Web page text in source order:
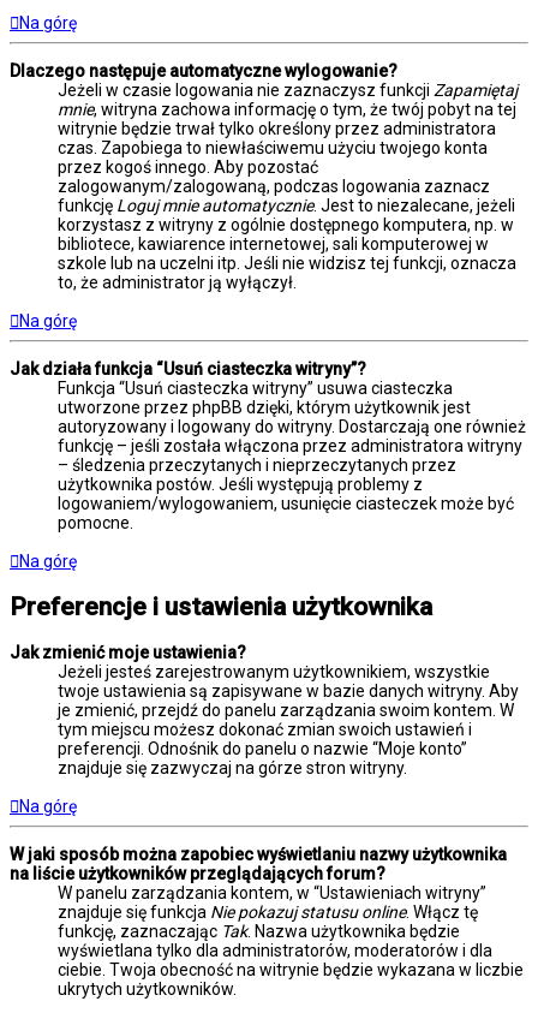
Na górę
Dlaczego następuje automatyczne wylogowanie?
Jeżeli w czasie logowania nie zaznaczysz funkcji Zapamiętaj
mnie, witryna zachowa informację o tym, że twój pobyt na tej
witrynie będzie trwał tylko określony przez administratora
czas. Zapobiega to niewłaściwemu użyciu twojego konta
przez kogoś innego. Aby pozostać
zalogowanym/zalogowaną, podczas logowania zaznacz
funkcję Loguj mnie automatycznie. Jest to niezalecane, jeżeli
korzystasz z witryny z ogólnie dostępnego komputera, np. w
bibliotece, kawiarence internetowej, sali komputerowej w
szkole lub na uczelni itp. Jeśli nie widzisz tej funkcji, oznacza
to, że administrator ją wyłączył.
Na górę
Jak działa funkcja “Usuń ciasteczka witryny”?
Funkcja “Usuń ciasteczka witryny” usuwa ciasteczka
utworzone przez phpBB dzięki, którym użytkownik jest
autoryzowany i logowany do witryny. Dostarczają one również
funkcję – jeśli została włączona przez administratora witryny
– śledzenia przeczytanych i nieprzeczytanych przez
użytkownika postów. Jeśli występują problemy z
logowaniem/wylogowaniem, usunięcie ciasteczek może być
pomocne.
Na górę
Preferencje i ustawienia użytkownika
Jak zmienić moje ustawienia?
Jeżeli jesteś zarejestrowanym użytkownikiem, wszystkie
twoje ustawienia są zapisywane w bazie danych witryny. Aby
je zmienić, przejdź do panelu zarządzania swoim kontem. W
tym miejscu możesz dokonać zmian swoich ustawień i
preferencji. Odnośnik do panelu o nazwie “Moje konto”
znajduje się zazwyczaj na górze stron witryny.
Na górę
W jaki sposób można zapobiec wyświetlaniu nazwy użytkownika
na liście użytkowników przeglądających forum?
W panelu zarządzania kontem, w “Ustawieniach witryny”
znajduje się funkcja Nie pokazuj statusu online. Włącz tę
funkcję, zaznaczając Tak. Nazwa użytkownika będzie
wyświetlana tylko dla administratorów, moderatorów i dla
ciebie. Twoja obecność na witrynie będzie wykazana w liczbie
ukrytych użytkowników.